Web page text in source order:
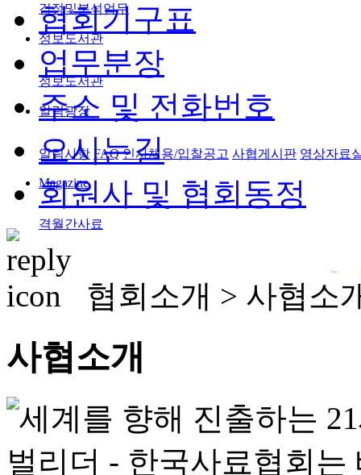
검정및분석업무
정보도서관
정보도서관
알림광장
알림사항 FAQ 인사채용/입찰공고 사협게시판 영상자료
Magazine
격월간사료
협회기구표
업무분장
주소 및 전화번호
오시는길
회원사 및 협회동정
협회소개 > 사협소
사협소개